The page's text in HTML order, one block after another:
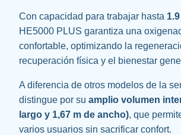
Con capacidad para trabajar hasta
HE5000 PLUS garantiza una
confortable, optimizando la
recuperación física y el bienestar
A diferencia de otros modelos de la
distingue por su amplio volumen
largo y 1,67 m de ancho), que
varios usuarios sin sacrificar confort.